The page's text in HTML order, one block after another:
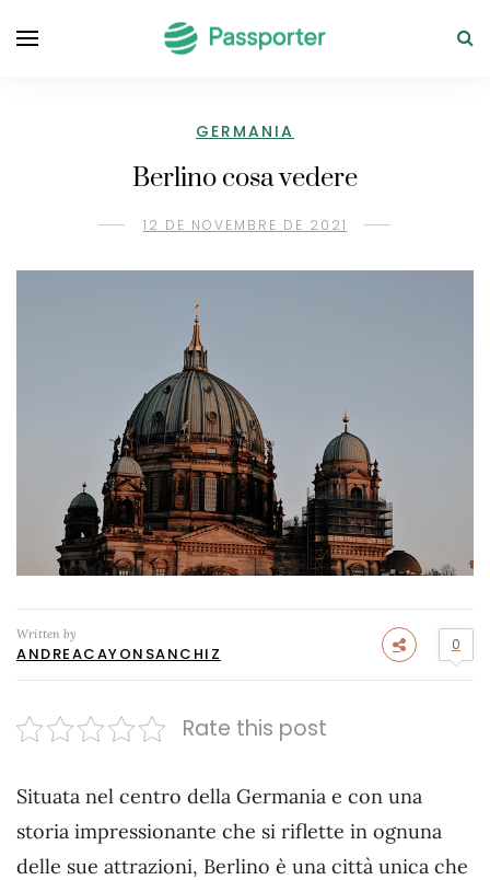
GERMANIA
Berlino cosa vedere
12 DE NOVEMBRE DE 2021
Written by
ANDREACAYONSANCHIZ 0
Rate this post
Situata nel centro della Germania e con una
storia impressionante che si riflette in ognuna
delle sue attrazioni, Berlino è una città unica che